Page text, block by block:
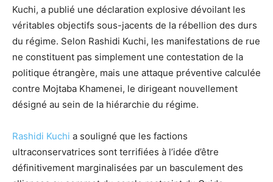
Kuchi, a publié une déclaration explosive dévoilant les
véritables objectifs sous-jacents de la rébellion des durs
du régime. Selon Rashidi Kuchi, les manifestations de rue
ne constituent pas simplement une contestation de la
politique étrangère, mais une attaque préventive calculée
contre Mojtaba Khamenei, le dirigeant nouvellement
désigné au sein de la hiérarchie du régime.
Rashidi Kuchi a souligné que les factions
ultraconservatrices sont terrifiées à l’idée d’être
définitivement marginalisées par un basculement des